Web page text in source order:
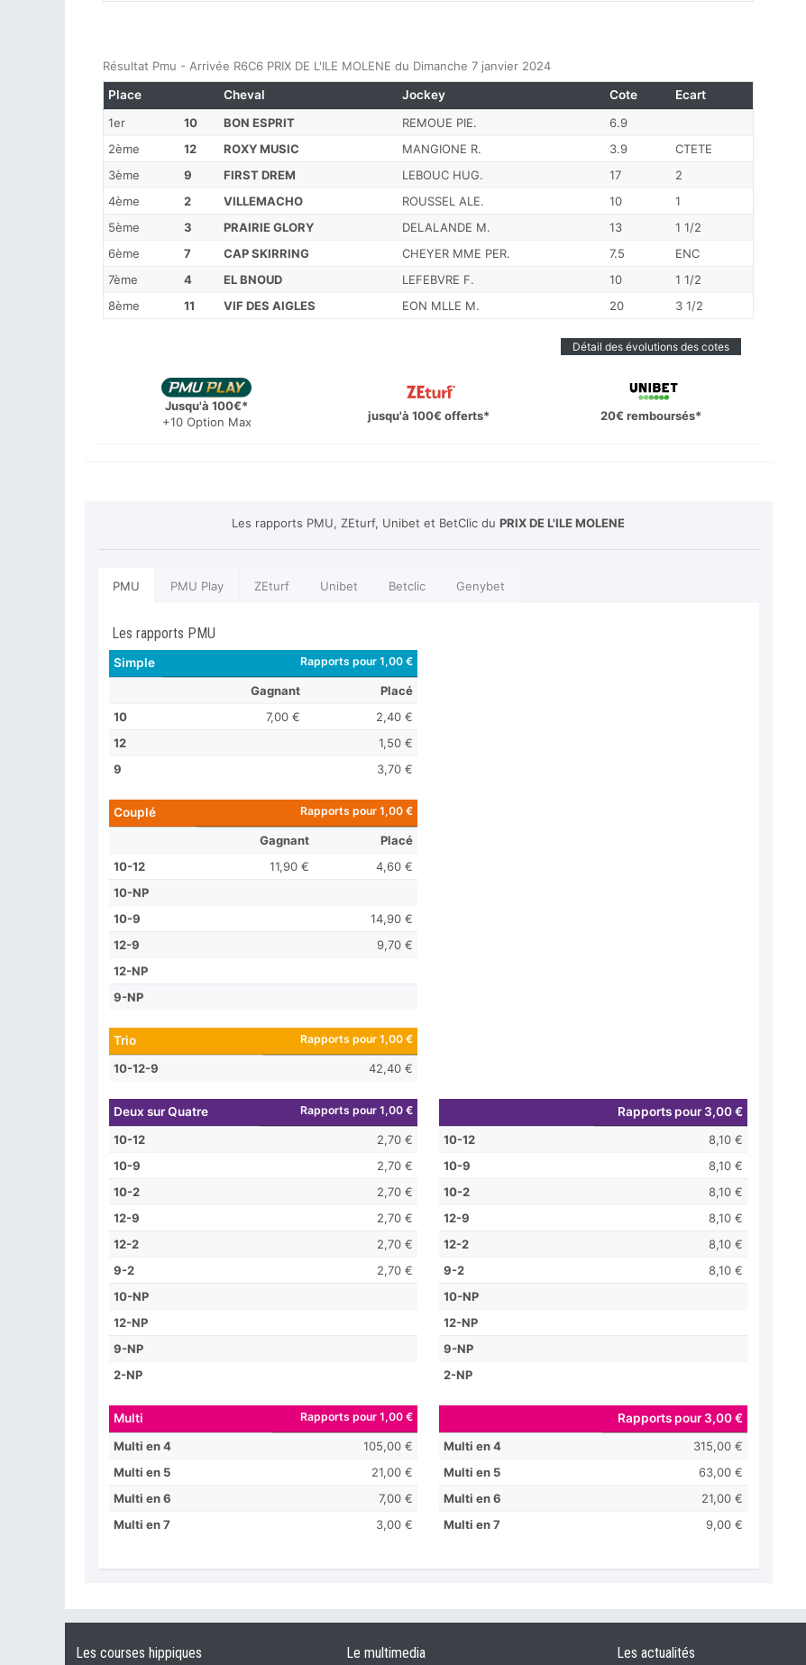
Résultat Pmu - Arrivée R6C6 PRIX DE L'ILE MOLENE du Dimanche 7 janvier 2024
1er 10 BON ESPRIT REMOUE PIE.
6.9
2ème
12 ROXY MUSIC MANGIONE R. 3.9
CTETE
3ème
9 FIRST DREM LEBOUC HUG. 17
2
4ème
2 VILLEMACHO ROUSSEL ALE. 10
1
5ème
3 PRAIRIE GLORY DELALANDE M. 13
1 1/2
6ème
7 CAP SKIRRING CHEYER MME PER. 7.5
ENC
7ème
4 EL BNOUD LEFEBVRE F. 10
1 1/2
8ème
11 VIF DES AIGLES EON MLLE M. 20 3 1/2
Place Cheval Jockey Cote Ecart
Détail des évolutions des cotes
Jusqu'à 100€*
+10 Option Max
jusqu'à 100€ offerts* 20€ remboursés*
Les rapports PMU, ZEturf, Unibet et BetClic duPRIX DE L'ILE MOLENE
PMU PMU Play ZEturf Unibet Betclic Genybet
Les rapports PMU
Simple Rapports pour 1,00 €
Gagnant
Placé
10
7,00 €
2,40 €
12
1,50 €
9
3,70 €
Couplé Rapports pour 1,00 €
Gagnant
Placé
10-12
11,90 €
4,60 €
10-NP
10-9
14,90 €
12-9
9,70 €
12-NP
9-NP
Trio Rapports pour 1,00 €
10-12-9 42,40 €
Deux sur Quatre Rapports pour 1,00 €
10-12
2,70 €
10-9
2,70 €
10-2
2,70 €
12-9
2,70 €
12-2
2,70 €
9-2
2,70 €
10-NP
12-NP
9-NP
2-NP
Rapports pour 3,00 €
10-12
8,10 €
10-9
8,10 €
10-2
8,10 €
12-9
8,10 €
12-2
8,10 €
9-2
8,10 €
10-NP
12-NP
9-NP
2-NP
Multi Rapports pour 1,00 €
Multi en 4
105,00 €
Multi en 5
21,00 €
Multi en 6
7,00 €
Multi en 7
3,00 €
Rapports pour 3,00 €
Multi en 4
315,00 €
Multi en 5
63,00 €
Multi en 6
21,00 €
Multi en 7
9,00 €
Les courses hippiques Le multimedia Les actualités